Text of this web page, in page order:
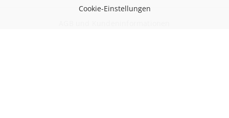
Cookie-Einstellungen